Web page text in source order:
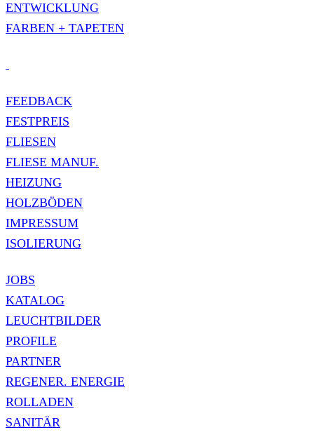
ENTWICKLUNG
FARBEN + TAPETEN
FEEDBACK
FESTPREIS
FLIESEN
FLIESE MANUF.
HEIZUNG
HOLZBÖDEN
IMPRESSUM
ISOLIERUNG
JOBS
KATALOG
LEUCHTBILDER
PROFILE
PARTNER
REGENER. ENERGIE
ROLLADEN
SANITÄR